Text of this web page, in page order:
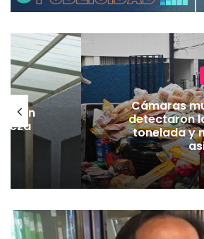
Araucanía
municipales de Temuco
la comercialización de
y media de mercadería
asiática ilegal
M
i